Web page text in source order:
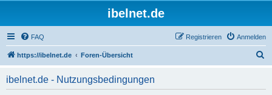
ibelnet.de
FAQ Anmelden
Registrieren
https://ibelnet.de Foren-Übersicht
ibelnet.de - Nutzungsbedingungen